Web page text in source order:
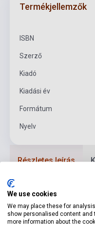
Termékjellemzők
ISBN
Szerző
Kiadó
Kiadási év
Formátum
Nyelv
Részletes leírás
Perfidi!…Pieta, rispetto,
(from Rigoletto)
Rigoletto)Alzati…Eri tu
Di
We use cookies
We may place these for
show personalised content and
more information about the